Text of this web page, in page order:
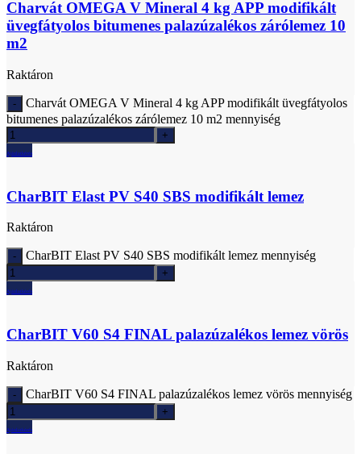
Charvát OMEGA V Mineral 4 kg APP modifikált
üvegfátyolos bitumenes palazúzalékos zárólemez 10
m2
Raktáron
Charvát OMEGA V Mineral 4 kg APP modifikált üvegfátyolos
bitumenes palazúzalékos zárólemez 10 m2 mennyiség
Ajánlatkérés
CharBIT Elast PV S40 SBS modifikált lemez
Raktáron
CharBIT Elast PV S40 SBS modifikált lemez mennyiség
Ajánlatkérés
CharBIT V60 S4 FINAL palazúzalékos lemez vörös
Raktáron
CharBIT V60 S4 FINAL palazúzalékos lemez vörös mennyiség
Ajánlatkérés